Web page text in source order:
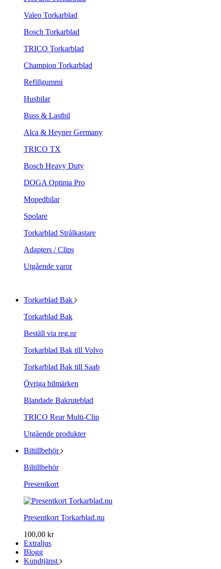
Valeo Torkarblad
Bosch Torkarblad
TRICO Torkarblad
Champion Torkarblad
Refillgummi
Husbilar
Buss & Lastbil
Alca & Heyner Germany
TRICO TX
Bosch Heavy Duty
DOGA Optima Pro
Mopedbilar
Spolare
Torkarblad Strålkastare
Adapters / Clips
Utgående varor
Torkarblad Bak
Torkarblad Bak
Beställ via reg.nr
Torkarblad Bak till Volvo
Torkarblad Bak till Saab
Övriga bilmärken
Blandade Bakruteblad
TRICO Rear Multi-Clip
Utgående produkter
Biltillbehör
Biltillbehör
Presentkort
Presentkort Torkarblad.nu
100,00 kr
Extraljus
Blogg
Kundtjänst